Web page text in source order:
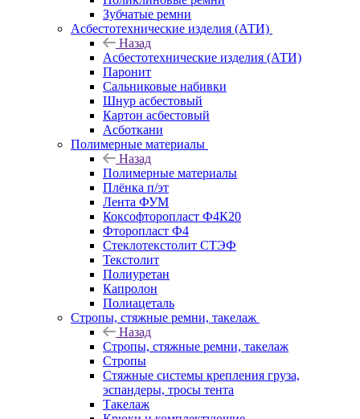
Зубчатые ремни
Асбестотехнические изделия (АТИ)
Назад
Асбестотехнические изделия (АТИ)
Паронит
Сальниковые набивки
Шнур асбестовый
Картон асбестовый
Асботкани
Полимерные материалы
Назад
Полимерные материалы
Плёнка п/эт
Лента ФУМ
Коксофторопласт Ф4К20
Фторопласт Ф4
Стеклотекстолит СТЭФ
Текстолит
Полиуретан
Капролон
Полиацеталь
Стропы, стяжные ремни, такелаж
Назад
Стропы, стяжные ремни, такелаж
Стропы
Стяжные системы крепления груза,
эспандеры, тросы тента
Такелаж